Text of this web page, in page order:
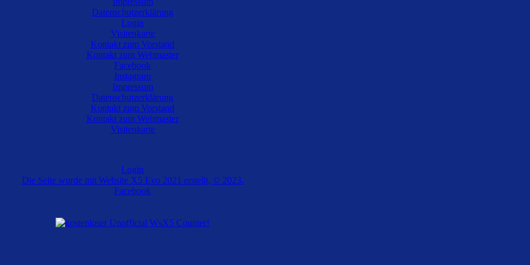
Diese Seite wurde zuletzt am 07.08.2026 17:48 aufgerufen.
Datenschutzerklärung
Login
Visitenkarte
Kontakt zum Vorstand
Kontakt zum Webmaster
Facebook
Instagram
Impressum
Datenschutzerklärung
Kontakt zum Vorstand
Kontakt zum Webmaster
Visitenkarte
Login
Die Seite wurde mit Website X5 Evo 2021 erstellt, © 2023.
Facebook